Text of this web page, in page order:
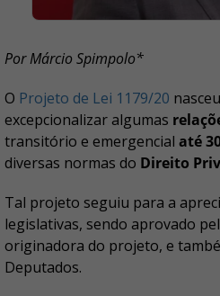
Por Márcio Spimpolo*
O Projeto de Lei 1179/20
excepcionalizar algumas
transitório e emergencial até
diversas normas do Direito
Tal projeto seguiu para a
legislativas, sendo aprovado
originadora do projeto, e
Deputados.